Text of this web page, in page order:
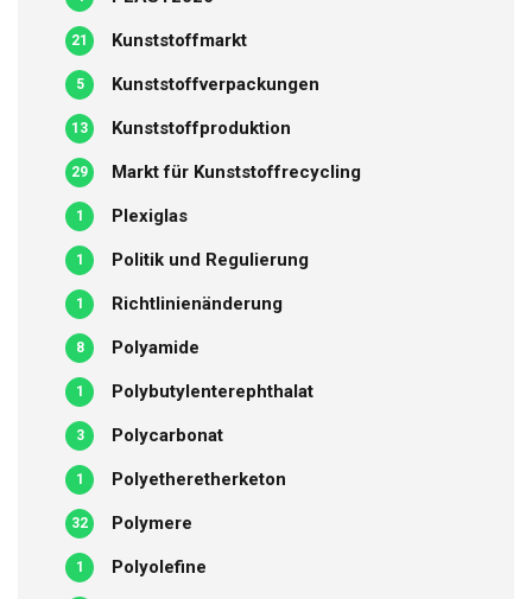
Kunststoffmarkt
21
Kunststoffverpackungen
5
Kunststoffproduktion
13
Markt für Kunststoffrecycling
29
Plexiglas
1
Politik und Regulierung
1
Richtlinienänderung
1
Polyamide
8
Polybutylenterephthalat
1
Polycarbonat
3
Polyetheretherketon
1
Polymere
32
Polyolefine
1